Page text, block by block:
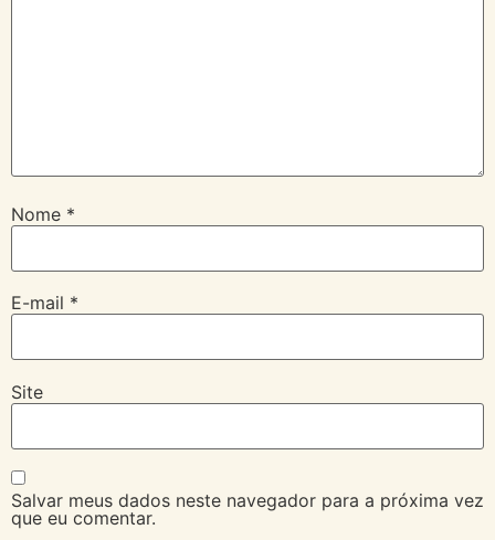
Nome *
E-mail *
Site
Salvar meus dados neste navegador para a próxima vez
que eu comentar.